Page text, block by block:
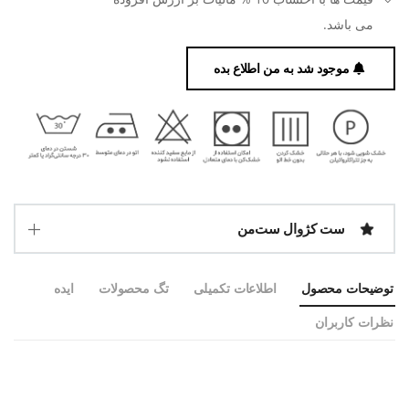
می باشد.
موجود شد به من اطلاع بده
ست کژوال ست‌من
توضیحات محصول اطلاعات تکمیلی تگ محصولات ایده
نظرات کاربران